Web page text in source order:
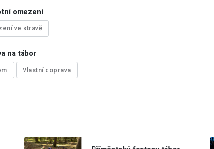
omezení
ve stravě
na tábor
Vlastní doprava